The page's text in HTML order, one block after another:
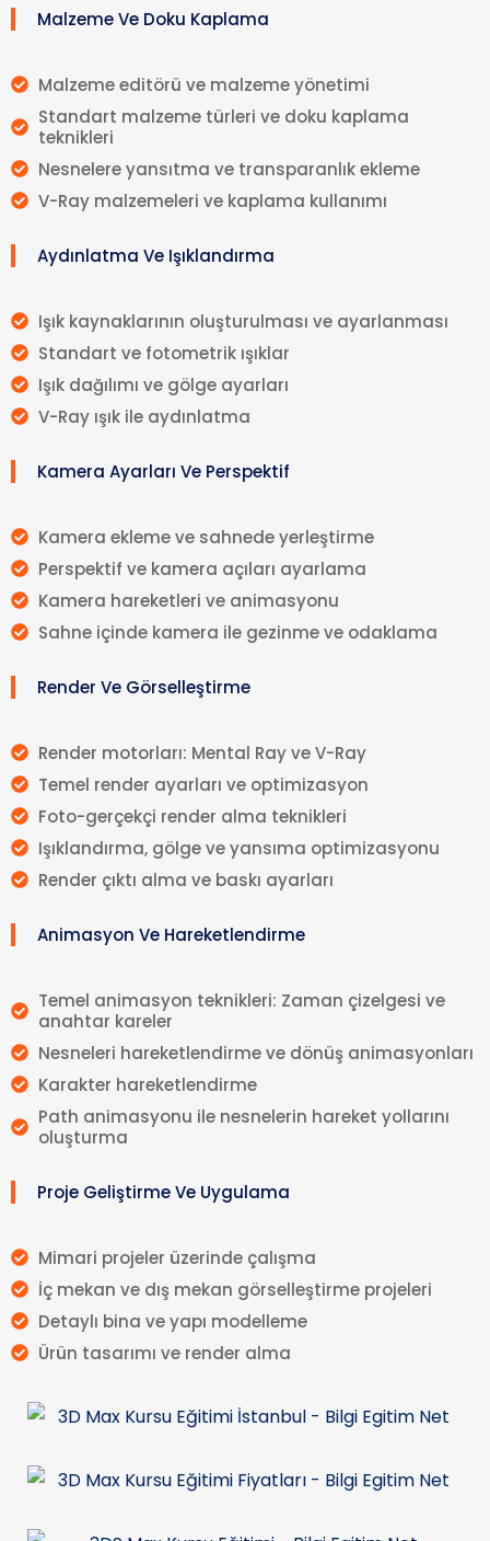
Malzeme Ve Doku Kaplama
Malzeme editörü ve malzeme yönetimi
Standart malzeme türleri ve doku kaplama
teknikleri
Nesnelere yansıtma ve transparanlık ekleme
V-Ray malzemeleri ve kaplama kullanımı
Aydınlatma Ve Işıklandırma
Işık kaynaklarının oluşturulması ve ayarlanması
Standart ve fotometrik ışıklar
Işık dağılımı ve gölge ayarları
V-Ray ışık ile aydınlatma
Kamera Ayarları Ve Perspektif
Kamera ekleme ve sahnede yerleştirme
Perspektif ve kamera açıları ayarlama
Kamera hareketleri ve animasyonu
Sahne içinde kamera ile gezinme ve odaklama
Render Ve Görselleştirme
Render motorları: Mental Ray ve V-Ray
Temel render ayarları ve optimizasyon
Foto-gerçekçi render alma teknikleri
Işıklandırma, gölge ve yansıma optimizasyonu
Render çıktı alma ve baskı ayarları
Animasyon Ve Hareketlendirme
Temel animasyon teknikleri: Zaman çizelgesi ve
anahtar kareler
Nesneleri hareketlendirme ve dönüş animasyonları
Karakter hareketlendirme
Path animasyonu ile nesnelerin hareket yollarını
oluşturma
Proje Geliştirme Ve Uygulama
Mimari projeler üzerinde çalışma
İç mekan ve dış mekan görselleştirme projeleri
Detaylı bina ve yapı modelleme
Ürün tasarımı ve render alma